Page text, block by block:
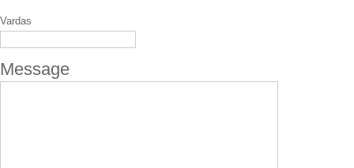
Vardas
Message